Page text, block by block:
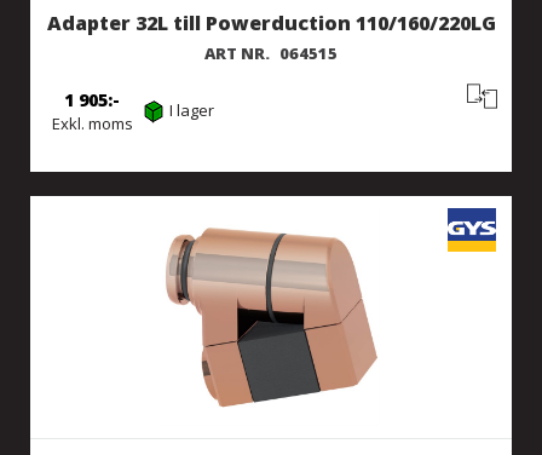
Adapter 32L till Powerduction 110/160/220LG
ART NR. 064515
Exkl. moms
1 905 I lager